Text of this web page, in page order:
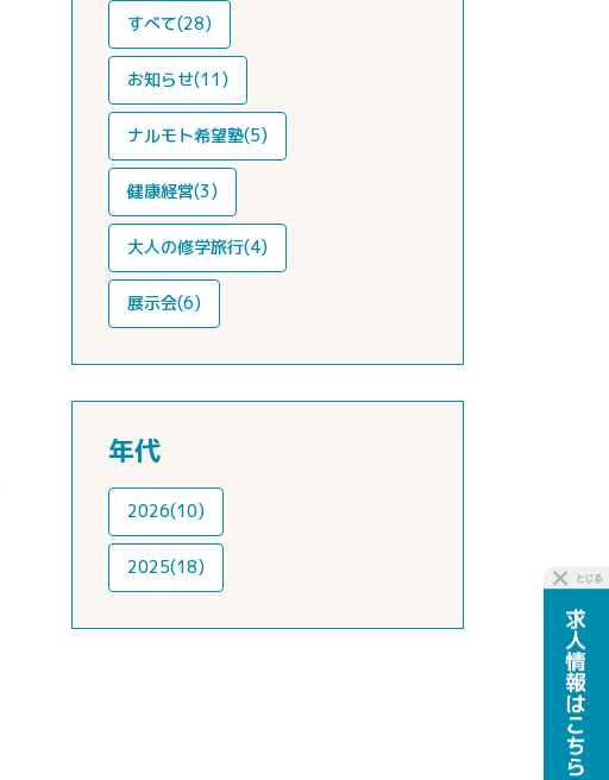
すべて(28)
お知らせ(11)
ナルモト希望塾(5)
健康経営(3)
大人の修学旅行(4)
展示会(6)
年代
2026(10)
2025(18)